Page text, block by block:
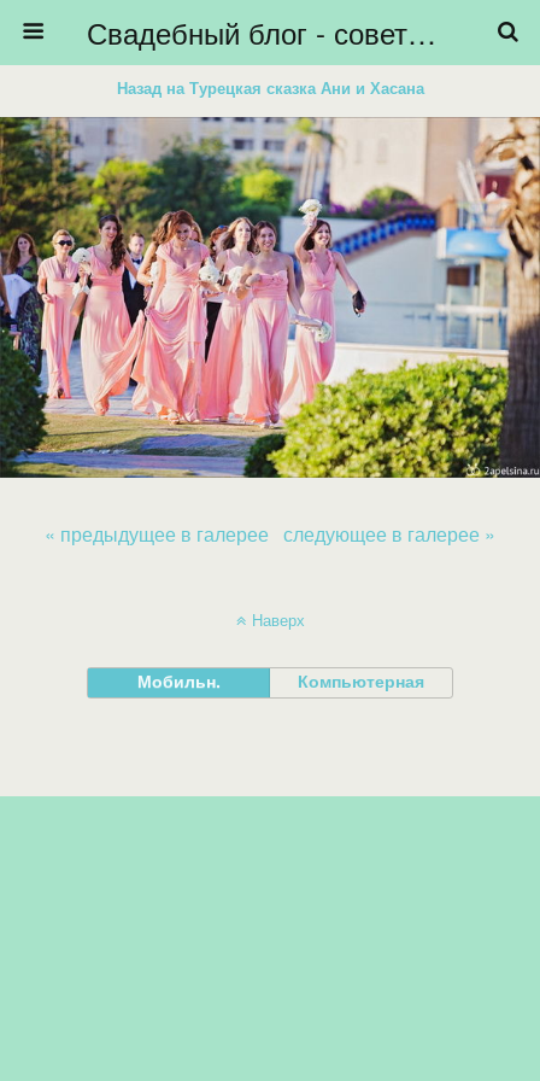
Свадебный блог - советы невестам, подготовка к свадьбе - HiBride
Назад на Турецкая сказка Ани и Хасана
« предыдущее в галерее следующее в галерее »
Наверх
Мобильн. Компьютерная